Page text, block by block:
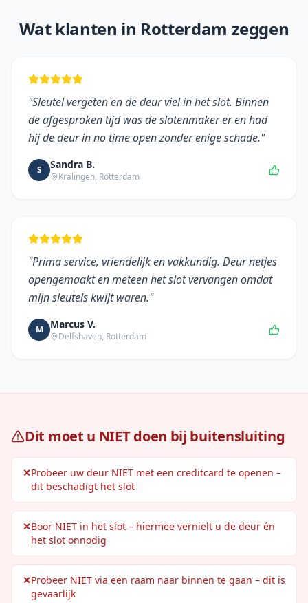
Wat klanten in Rotterdam zeggen
"Sleutel vergeten en de deur viel in het slot. Binnen
de afgesproken tijd was de slotenmaker er en had
hij de deur in no time open zonder enige schade."
S Sandra B.
Kralingen, Rotterdam
"Prima service, vriendelijk en vakkundig. Deur netjes
opengemaakt en meteen het slot vervangen omdat
mijn sleutels kwijt waren."
M Marcus V.
Delfshaven, Rotterdam
Dit moet u NIET doen bij buitensluiting
✕Probeer uw deur NIET met een creditcard te openen –
dit beschadigt het slot
✕Boor NIET in het slot – hiermee vernielt u de deur én
het slot onnodig
✕Probeer NIET via een raam naar binnen te gaan – dit is
gevaarlijk